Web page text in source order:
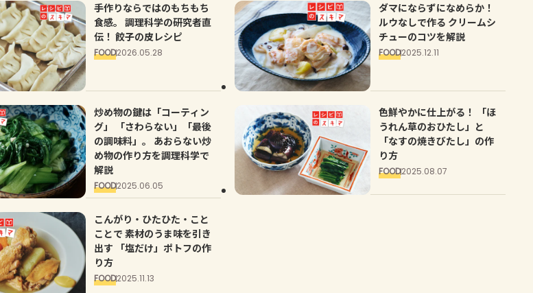
手作りならではのもちもち
食感。 調理科学の研究者直
伝！ 餃子の皮レシピ
FOOD2026.05.28
ダマにならずになめらか！
ルウなしで作る クリームシ
チューのコツを解説
FOOD2025.12.11
炒め物の鍵は「コーティン
グ」 「さわらない」「最後
の調味料」。 あおらない炒
め物の作り方を調理科学で
解説
FOOD2025.06.05
色鮮やかに仕上がる！ 「ほ
うれん草のおひたし」と
「なすの焼きびたし」の作
り方
FOOD2025.08.07
こんがり・ひたひた・こと
ことで 素材のうま味を引き
出す 「塩だけ」ポトフの作
り方
FOOD2025.11.13